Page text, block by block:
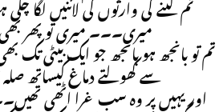
تم کتنے کی وارثوں کی لائنیں لگا
میری۔۔۔ میری تو پھر بھی
تم تو بانجھ ہو بانجھ جو ایک بیٹی تک
سے کھولتے دماغ کیساتھ
اور یہیں پر وہ سب غرا اٹھی